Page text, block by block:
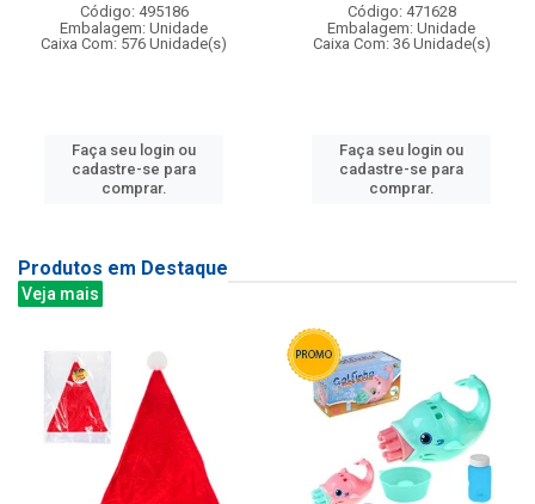
Código: 495186
Embalagem: Unidade
Caixa Com: 576 Unidade(s)
Faça seu login ou
cadastre-se para
comprar.
Código: 471628
Embalagem: Unidade
Caixa Com: 36 Unidade(s)
Faça seu login ou
cadastre-se para
comprar.
Produtos em Destaque
Veja mais